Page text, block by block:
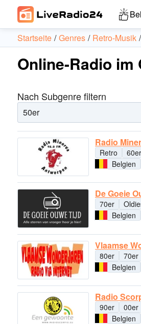
Startseite Genres Retro-Musik
Online-Radio im
Nach Subgenre filtern
50er
Radio
Retro
60er
Belgien
De Goeie
70er
Belgien
Vlaamse
80er 70er
Belgien
Radio
90er 00er
Belgien